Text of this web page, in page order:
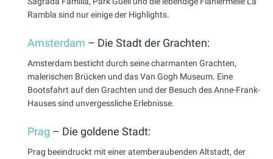
Rambla sind nur einige der Highlights.
Amsterdam – Die Stadt der Grachten:
Amsterdam besticht durch seine charmanten Grachten,
malerischen Brücken und das Van Gogh Museum. Eine
Bootsfahrt auf den Grachten und der Besuch des Anne-Frank-
Hauses sind unvergessliche Erlebnisse.
Prag – Die goldene Stadt:
Prag beeindruckt mit einer atemberaubenden Altstadt, der